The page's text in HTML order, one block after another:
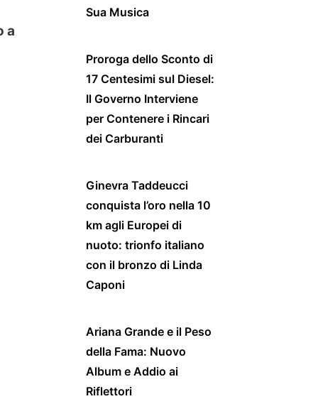
a
Sua Musica
Proroga dello Sconto di
17 Centesimi sul Diesel:
Il Governo Interviene
per Contenere i Rincari
dei Carburanti
Ginevra Taddeucci
conquista l’oro nella 10
km agli Europei di
nuoto: trionfo italiano
con il bronzo di Linda
Caponi
Ariana Grande e il Peso
della Fama: Nuovo
Album e Addio ai
Riflettori